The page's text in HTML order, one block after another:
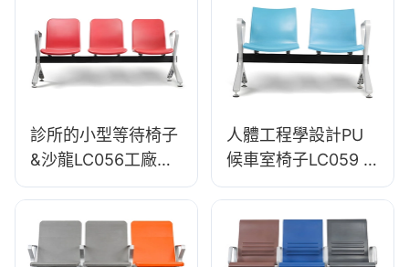
診所的小型等待椅子
&沙龍LC056工廠直
接節省
人體工程學設計PU
候車室椅子LC059 &
沙龍OEM製造商